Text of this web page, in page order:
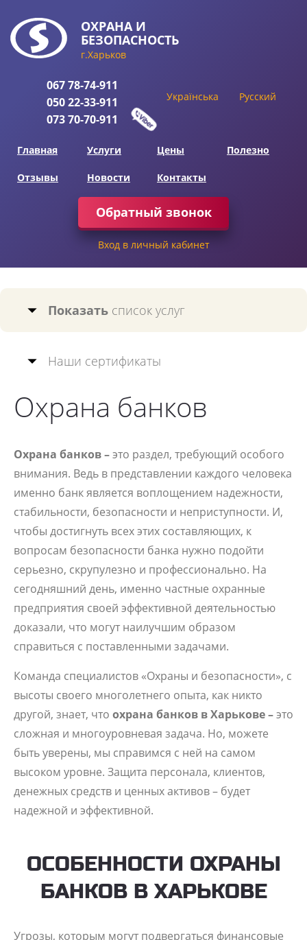
ОХРАНАИ
БЕЗОПАСНОСТЬ
г.Харьков
06778-74-911
05022-33-911
07370-70-911
Українська Русский
Главная Услуги Цены Полезно
Отзывы Новости Контакты
Обратный звонок
Вход в личный кабинет
Показать список услуг
Наши сертификаты
Охрана банков
Охрана банков –это раздел, требующий особого
внимания. Ведь в представлении каждого человека
именно банк является воплощением надежности,
стабильности, безопасности и неприступности. И,
чтобы достигнуть всех этих составляющих, к
вопросам безопасности банка нужно подойти
серьезно, скрупулезно и профессионально. На
сегодняшний день, именно частные охранные
предприятия своей эффективной деятельностью
доказали, что могут наилучшим образом
справиться с поставленными задачами.
Команда специалистов «Охраны и безопасности», с
высоты своего многолетнего опыта, как никто
другой, знает, что охрана банков в Харькове –это
сложная и многоуровневая задача. Но, можете
быть уверены, мы справимся с ней на самом
высоком уровне. Защита персонала, клиентов,
денежных средств и ценных активов – будет
надежной и эффективной.
ОСОБЕННОСТИ ОХРАНЫ
БАНКОВ В ХАРЬКОВЕ
Угрозы, которым могут подвергаться финансовые